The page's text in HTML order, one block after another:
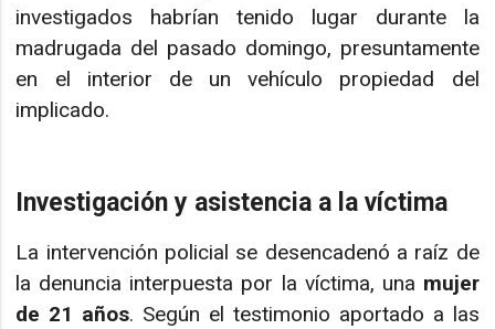
investigados habrían tenido lugar durante la
madrugada del pasado domingo, presuntamente
en el interior de un vehículo propiedad del
implicado.
Investigación y asistencia a la víctima
La intervención policial se desencadenó a raíz de
la denuncia interpuesta por la víctima, una mujer
de 21 años. Según el testimonio aportado a las